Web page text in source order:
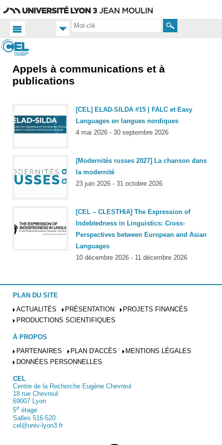
Rechercher
Accueil
Appels à communications et à
publications
[CEL] ELAD-SILDA #15 | FALC et Easy
Languages en langues nordiques
4 mai 2026 - 30 septembre 2026
[Modernités russes 2027] La chanson dans
la modernité
23 juin 2026 - 31 octobre 2026
[CEL – CLESTHIA] The Expression of
Indebtedness in Linguistics: Cross-
Perspectives between European and Asian
Languages
10 décembre 2026 - 11 décembre 2026
PLAN DU SITE
ACTUALITÉS
PRÉSENTATION
PROJETS FINANCÉS
PRODUCTIONS SCIENTIFIQUES
À PROPOS
PARTENAIRES
PLAN D'ACCÈS
MENTIONS LÉGALES
DONNÉES PERSONNELLES
CEL
Centre de la Recherche Eugène Chevreul
18 rue Chevreul
69007 Lyon
5e étage
Salles 516-520
cel@univ-lyon3.fr